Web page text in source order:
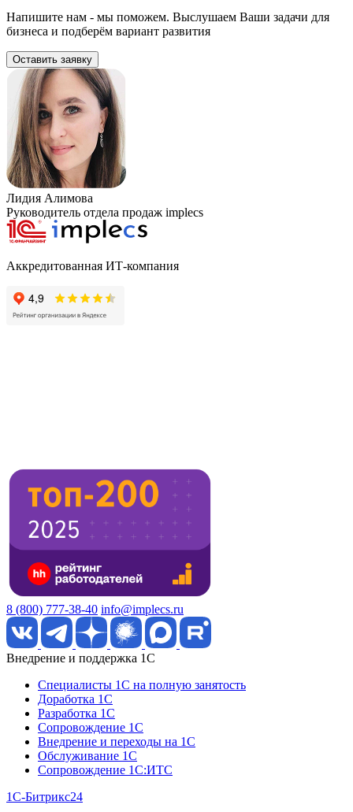
Напишите нам - мы поможем. Выслушаем Ваши задачи для
бизнеса и подберём вариант развития
Оставить заявку
Лидия Алимова
Руководитель отдела продаж implecs
Аккредитованная ИТ-компания
8 (800) 777-38-40 info@implecs.ru
Внедрение и поддержка 1C
Специалисты 1C на полную занятость
Доработка 1C
Разработка 1C
Сопровождение 1C
Внедрение и переходы на 1C
Обслуживание 1C
Сопровождение 1C:ИТС
1С-Битрикс24